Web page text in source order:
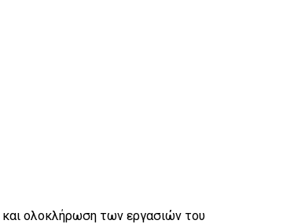
και ολοκλήρωση των εργασιών του